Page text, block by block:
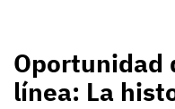
Oportunidad
línea: La